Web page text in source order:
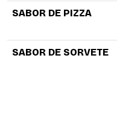
SABOR DE PIZZA
SABOR DE SORVETE